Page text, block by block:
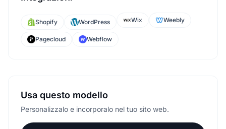
Shopify WordPress Wix Weebly
Pagecloud Webflow
Usa questo modello
Personalizzalo e incorporalo nel tuo sito web.